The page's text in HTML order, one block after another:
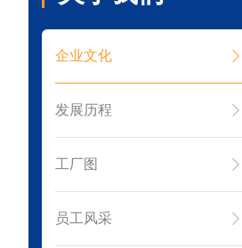
企业文化
发展历程
工厂图
员工风采